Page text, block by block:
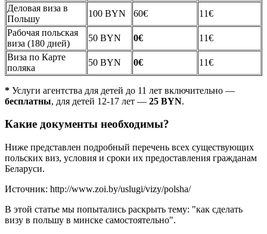
Деловая виза в
Польшу
100 BYN 60€
11€
Рабочая польская
виза (180 дней)
50 BYN 0€
11€
Виза по Карте
поляка
50 BYN 0€ 11€
* Услуги агентства для детей до 11 лет включительно —
бесплатны, для детей 12-17 лет — 25 BYN.
Какие документы необходимы?
Ниже представлен подробный перечень всех существующих
польских виз, условия и сроки их предоставления гражданам
Беларуси.
Источник: http://www.zoi.by/uslugi/vizy/polsha/
В этой статье мы попытались раскрыть тему: "как сделать
визу в польшу в минске самостоятельно".